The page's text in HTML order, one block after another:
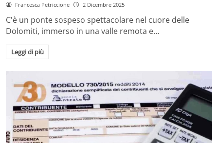
Francesca Petriccione 2 Dicembre 2025
C'è un ponte sospeso spettacolare nel cuore delle
Dolomiti, immerso in una valle remota e…
Leggi di più